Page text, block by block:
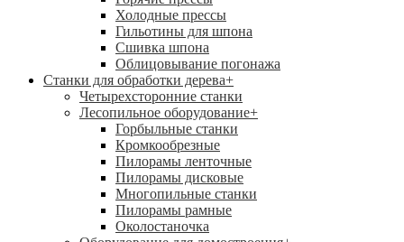
Холодные прессы
Гильотины для шпона
Сшивка шпона
Облицовывание погонажа
Станки для обработки дерева+
Четырехсторонние станки
Лесопильное оборудование+
Горбыльные станки
Кромкообрезные
Пилорамы ленточные
Пилорамы дисковые
Многопильные станки
Пилорамы рамные
Околостаночка